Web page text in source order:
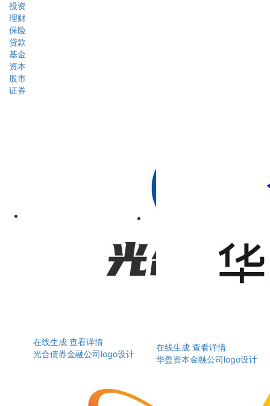
投资
理财
保险
贷款
基金
资本
股市
证券
在线生成 查看详情
光合债券金融公司logo设计
在线生成 查看详情
华盈资本金融公司logo设计